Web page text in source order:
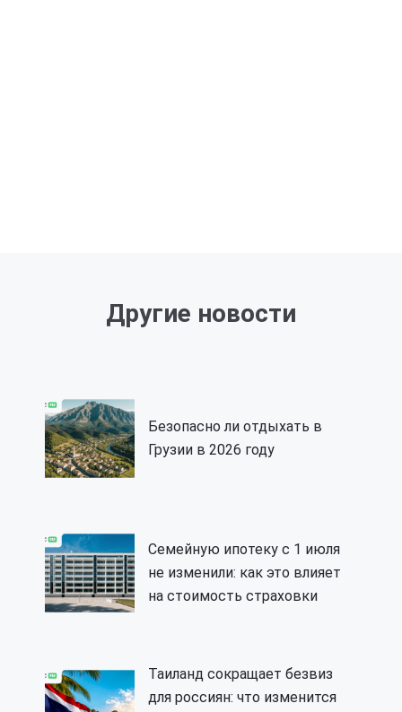
Другие новости
Безопасно ли отдыхать в
Грузии в 2026 году
Семейную ипотеку с 1 июля
не изменили: как это влияет
на стоимость страховки
Таиланд сокращает безвиз
для россиян: что изменится